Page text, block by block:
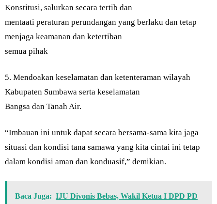
Konstitusi, salurkan secara tertib dan
mentaati peraturan perundangan yang berlaku dan tetap
menjaga keamanan dan ketertiban
semua pihak
5. Mendoakan keselamatan dan ketenteraman wilayah
Kabupaten Sumbawa serta keselamatan
Bangsa dan Tanah Air.
“Imbauan ini untuk dapat secara bersama-sama kita jaga
situasi dan kondisi tana samawa yang kita cintai ini tetap
dalam kondisi aman dan konduasif,” demikian.
Baca Juga: IJU Divonis Bebas, Wakil Ketua I DPD PD